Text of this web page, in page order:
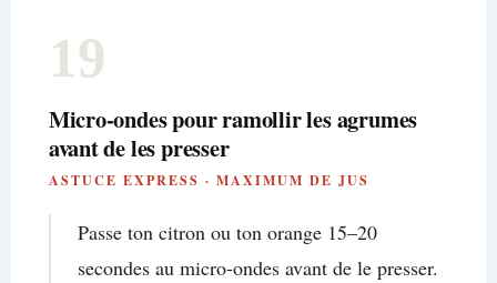
19
Micro-ondes pour ramollir les agrumes
avant de les presser
ASTUCE EXPRESS · MAXIMUM DE JUS
Passe ton citron ou ton orange 15–20
secondes au micro-ondes avant de le presser.